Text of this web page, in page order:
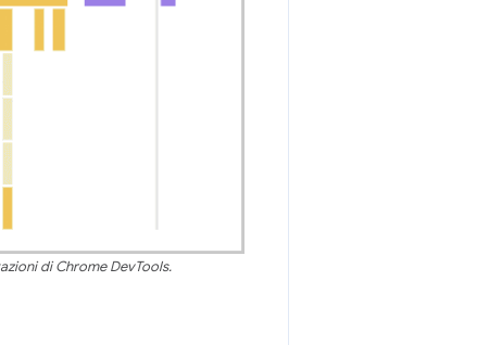
di Chrome DevTools.